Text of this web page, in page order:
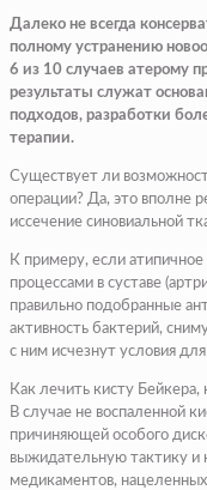
Далеко не всегда
полному устранению
6 из 10 случаев атерому
результаты служат
подходов, разработки
терапии.
Существует ли
операции? Да, это вполне
иссечение синовиальной
К примеру, если
процессами в суставе
правильно подобранные
активность бактерий,
с ним исчезнут условия
Как лечить кисту
В случае не воспаленной
причиняющей особого
выжидательную тактику и
медикаментов,